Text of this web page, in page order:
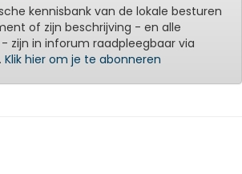
kennisbank van de lokale besturen
of zijn beschrijving - en alle
zijn in inforum raadpleegbaar via
Klik hier om je te abonneren